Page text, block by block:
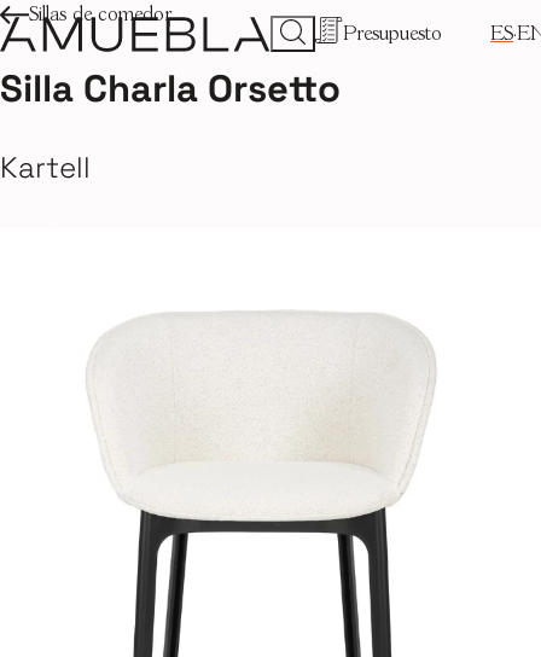
Presupuesto ES
Sillas de comedor
Silla Charla Orsetto
Kartell